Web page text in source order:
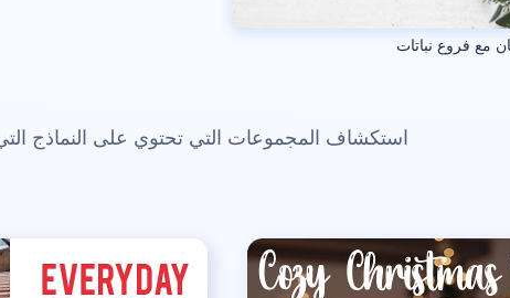
مع فروع نباتات
استكشاف المجموعات التي تحتوي على النماذج